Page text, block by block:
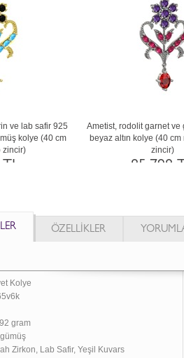
kuvars, lab safir ve garnet 8 ayar rose
altın kolye (40 cm gümüş rolo zincir)
ÖZELLİKLER
Kolye
gram
Zirkon, Lab Safir, Yeşil Kuvars